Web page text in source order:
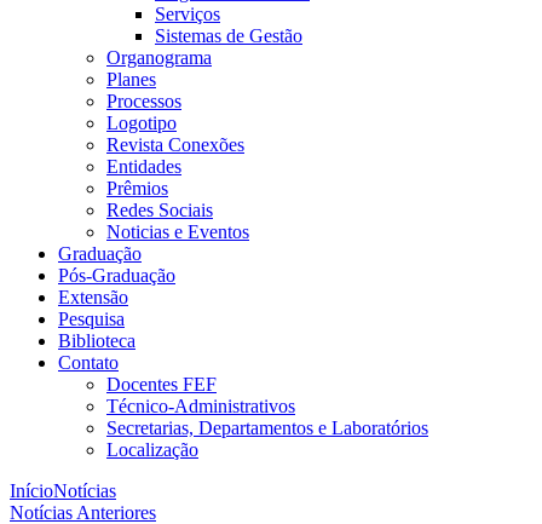
Serviços
Sistemas de Gestão
Organograma
Planes
Processos
Logotipo
Revista Conexões
Entidades
Prêmios
Redes Sociais
Noticias e Eventos
Graduação
Pós-Graduação
Extensão
Pesquisa
Biblioteca
Contato
Docentes FEF
Técnico-Administrativos
Secretarias, Departamentos e Laboratórios
Localização
InícioNotícias
Notícias Anteriores